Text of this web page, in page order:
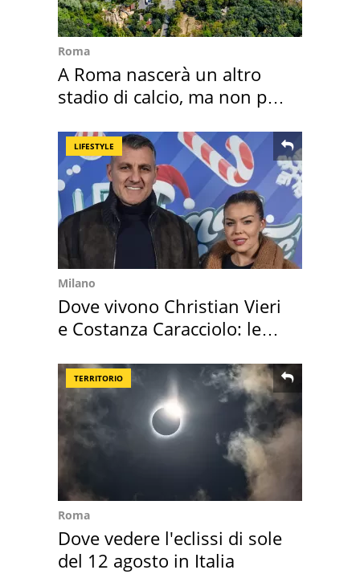
Roma
A Roma nascerà un altro
stadio di calcio, ma non per
LIFESTYLE
Milano
Dove vivono Christian Vieri
e Costanza Caracciolo: le
TERRITORIO
Roma
Dove vedere l'eclissi di sole
del 12 agosto in Italia